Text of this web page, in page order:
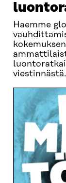
Haemme
viestinnästä.